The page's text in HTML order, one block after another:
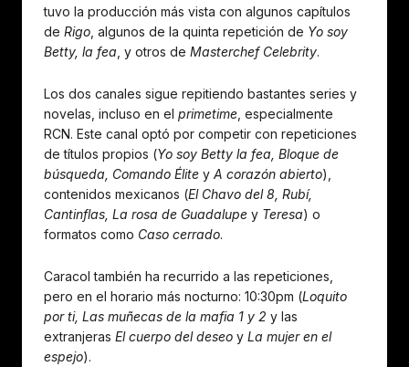
tuvo la producción más vista con algunos capítulos
de Rigo , algunos de la quinta repetición de Yo soy
Betty, la fea , y otros de Masterchef Celebrity.
Los dos canales sigue repitiendo bastantes series y
novelas, incluso en el primetime , especialmente
RCN. Este canal optó por competir con repeticiones
de títulos propios (Yo soy Betty la fea, Bloque de
búsqueda, Comando Élite y A corazón abierto),
contenidos mexicanos (El Chavo del 8, Rubí,
Cantinflas, La rosa de Guadalupe y Teresa) o
formatos como Caso cerrado.
Caracol también ha recurrido a las repeticiones,
pero en el horario más nocturno: 10:30pm (Loquito
por ti, Las muñecas de la mafia 1 y 2 y las
extranjeras El cuerpo del deseo y La mujer en el
espejo).